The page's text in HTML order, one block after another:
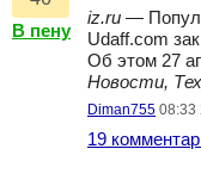
В пену
iz.ru —
Udaff.com
Об этом 27
Новости,
Diman755 08:33
19